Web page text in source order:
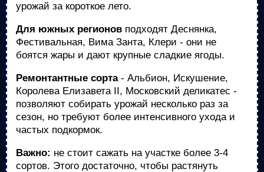
урожай за короткое лето.
Для южных регионов подходят Деснянка,
Фестивальная, Вима Занта, Клери - они не
боятся жары и дают крупные сладкие ягоды.
Ремонтантные сорта- Альбион, Искушение,
Королева Елизавета II, Московский деликатес -
позволяют собирать урожай несколько раз за
сезон, но требуют более интенсивного ухода и
частых подкормок.
Важно: не стоит сажать на участке более 3-4
сортов. Этого достаточно, чтобы растянуть